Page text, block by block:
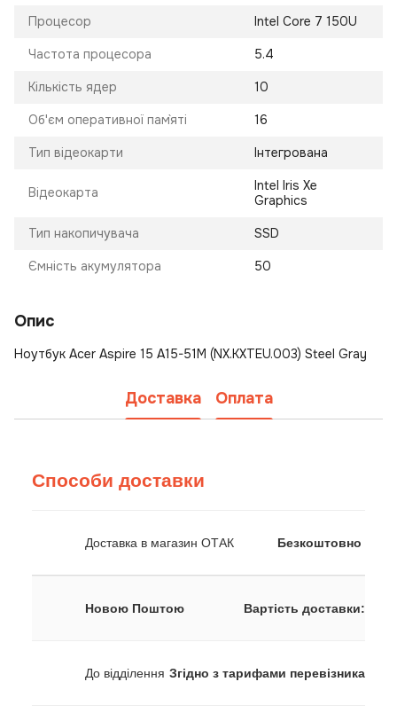
Процесор Intel Core 7 150U
Частота процесора 5.4
Кількість ядер 10
Об'єм оперативної пам`яті 16
Тип відеокарти Інтегрована
Відеокарта
Intel Iris Xe
Graphics
Тип накопичувача SSD
Ємність акумулятора 50
Опис
Ноутбук Acer Aspire 15 A15-51M (NX.KXTEU.003) Steel Gray
Доставка Оплата
Способи доставки
Доставка в магазин ОТАК Безкоштовно
Новою Поштою Вартість доставки:
До відділення Згідно з тарифами перевізника